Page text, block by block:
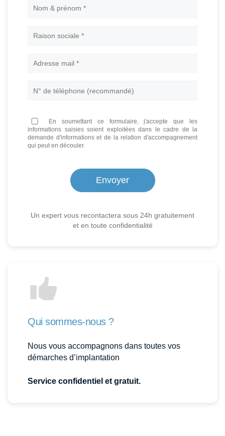
Nom
En soumettant ce formulaire, j'accepte que les
informations saisies soient exploitées dans le cadre de la
demande d'informations et de la relation d'accompagnement
qui peut en découler.
Un expert vous recontactera sous 24h gratuitement
et en toute confidentialité
Qui sommes-nous ?
Nous vous accompagnons dans toutes vos
démarches d’implantation
Service confidentiel et gratuit.